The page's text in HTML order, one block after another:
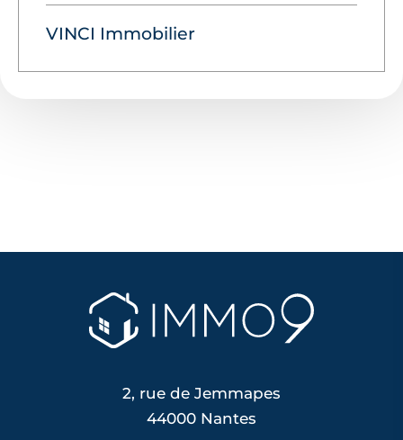
VINCI Immobilier
2, rue de Jemmapes
44000 Nantes